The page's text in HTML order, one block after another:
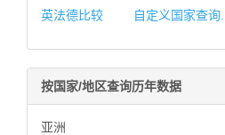
英法德比较
自定义国家查询...
按国家/地区查询历年数据
亚洲